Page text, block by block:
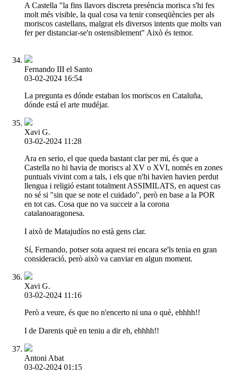
A Castella "la fins llavors discreta presència morisca s'hi fes
molt més visible, la qual cosa va tenir conseqüències per als
moriscos castellans, malgrat els diversos intents que molts van
fer per distanciar-se'n ostensiblement" Això és temor.
Fernando III el Santo
03-02-2024 16:54
La pregunta es dónde estaban los moriscos en Cataluña,
dónde está el arte mudéjar.
Xavi G.
03-02-2024 11:28
Ara en serio, el que queda bastant clar per mi, és que a
Castella no hi havia de moriscs al XV o XVI, només en zones
puntuals vivint com a tals, i els que n'hi havien havien perdut
llengua i religió estant totalment ASSIMILATS, en aquest cas
no sé si "sin que se note el cuidado", però en base a la POR
en tot cas. Cosa que no va succeir a la corona
catalanoaragonesa.
I això de Matajudíos no està gens clar.
Sí, Fernando, potser sota aquest rei encara se'ls tenia en gran
consideració, però això va canviar en algun moment.
Xavi G.
03-02-2024 11:16
Però a veure, és que no n'encerto ni una o què, ehhhh!!
I de Darenis què en teniu a dir eh, ehhhh!!
Antoni Abat
03-02-2024 01:15